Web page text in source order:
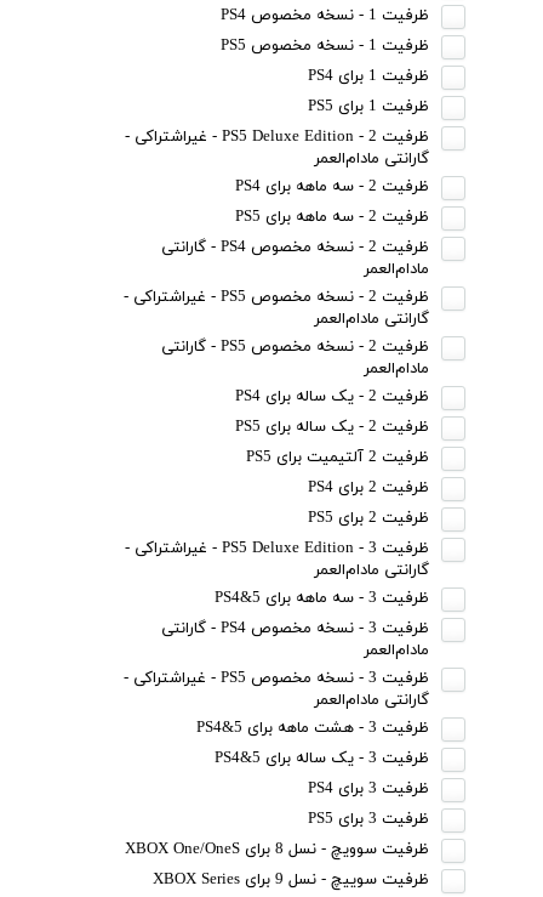
ظرفیت 1 - نسخه مخصوص PS4
ظرفیت 1 - نسخه مخصوص PS5
ظرفیت 1 برای PS4
ظرفیت 1 برای PS5
ظرفیت 2 - PS5 Deluxe Edition - غیراشتراکی -
گارانتی مادام‌العمر
ظرفیت 2 - سه ماهه برای PS4
ظرفیت 2 - سه ماهه برای PS5
ظرفیت 2 - نسخه مخصوص PS4 - گارانتی
مادام‌العمر
ظرفیت 2 - نسخه مخصوص PS5 - غیراشتراکی -
گارانتی مادام‌العمر
ظرفیت 2 - نسخه مخصوص PS5 - گارانتی
مادام‌العمر
ظرفیت 2 - یک ساله برای PS4
ظرفیت 2 - یک ساله برای PS5
ظرفیت 2 آلتیمیت برای PS5
ظرفیت 2 برای PS4
ظرفیت 2 برای PS5
ظرفیت 3 - PS5 Deluxe Edition - غیراشتراکی -
گارانتی مادام‌العمر
ظرفیت 3 - سه ماهه برای PS4&5
ظرفیت 3 - نسخه مخصوص PS4 - گارانتی
مادام‌العمر
ظرفیت 3 - نسخه مخصوص PS5 - غیراشتراکی -
گارانتی مادام‌العمر
ظرفیت 3 - هشت ماهه برای PS4&5
ظرفیت 3 - یک ساله برای PS4&5
ظرفیت 3 برای PS4
ظرفیت 3 برای PS5
ظرفیت سوویچ - نسل 8 برای XBOX One/OneS
ظرفیت سوییچ - نسل 9 برای XBOX Series